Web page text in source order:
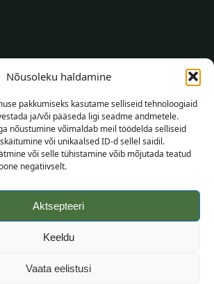
Nõusoleku haldamine
pakkumiseks kasutame selliseid tehnoloogiaid
ja/või pääseda ligi seadme andmetele.
nõustumine võimaldab meil töödelda selliseid
või unikaalsed ID-d sellel saidil.
või selle tühistamine võib mõjutada teatud
negatiivselt.
Aktsepteeri
Keeldu
Vaata eelistusi